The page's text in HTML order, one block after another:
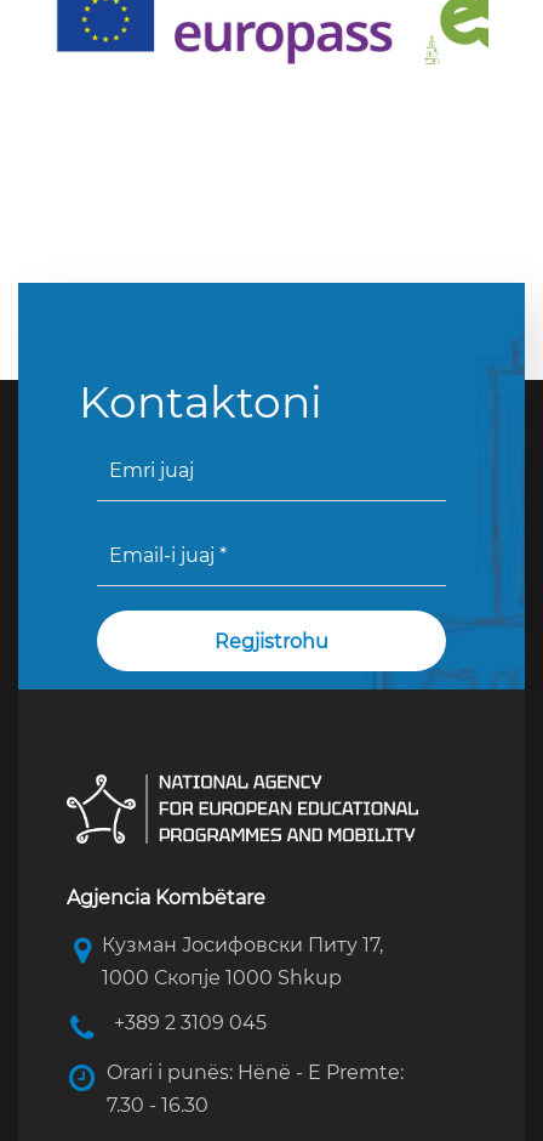
Kontaktoni
Agjencia Kombëtare
Кузман Јосифовски Питу 17,
1000 Скопје 1000 Shkup
+389 2 3109 045
Orari i punës: Hënë - E Premte:
7.30 - 16.30